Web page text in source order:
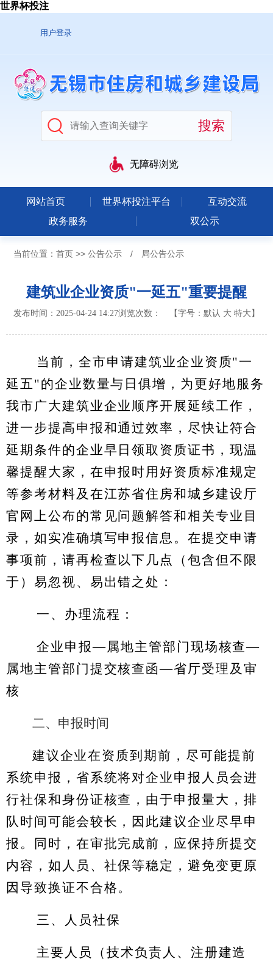
世界杯投注
用户登录
无障碍浏览
网站首页 世界杯投注平台
互动交流
政务服务
双公示
当前位置： 首页>> 公告公示 / 局公告公示
建筑业企业资质"一延五"重要提醒
发布时间：2025-04-24 14:27浏览次数： 【字号： 默认 大 特大 】
当前，全市申请建筑业企业资质"一
延五"的企业数量与日俱增，为更好地服务
我市广大建筑业企业顺序开展延续工作，
进一步提高申报和通过效率，尽快让符合
延期条件的企业早日领取资质证书，现温
馨提醒大家，在申报时用好资质标准规定
等参考材料及在江苏省住房和城乡建设厅
官网上公布的常见问题解答和相关专业目
录，如实准确填写申报信息。在提交申请
事项前，请再检查以下几点（包含但不限
于）易忽视、易出错之处：
一、办理流程：
企业申报—属地主管部门现场核查—
属地主管部门提交核查函—省厅受理及审
核
二、申报时间
建议企业在资质到期前，尽可能提前
系统申报，省系统将对企业申报人员会进
行社保和身份证核查，由于申报量大，排
队时间可能会较长，因此建议企业尽早申
报。同时，在审批完成前，应保持所提交
内容，如人员、社保等稳定，避免变更原
因导致换证不合格。
三、人员社保
主要人员（技术负责人、注册建造